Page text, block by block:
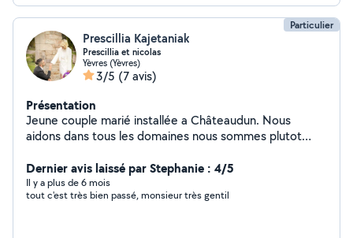
Particulier
Prescillia Kajetaniak
Prescillia et nicolas
Yèvres (Yèvres)
3/5 (7 avis)
Présentation
Jeune couple marié installée a Châteaudun. Nous
aidons dans tous les domaines nous sommes plutot
Dernier avis laissé par Stephanie : 4/5
Il y a plus de 6 mois
tout c'est très bien passé, monsieur très gentil